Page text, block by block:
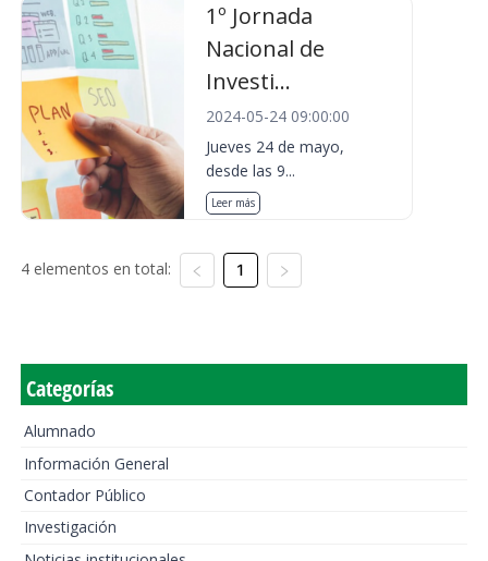
1º Jornada
Nacional de
Investi...
2024-05-24 09:00:00
Jueves 24 de mayo,
desde las 9...
Leer más
4 elementos en total: 1
Categorías
Alumnado
Información General
Contador Público
Investigación